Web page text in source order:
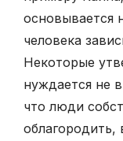
основывается
человека
Некоторые
нуждается не
что люди
облагородить,